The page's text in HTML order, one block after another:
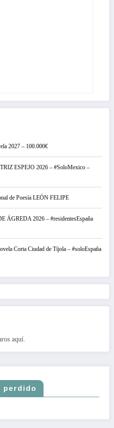
2027 – 100.000€
ESPEJO 2026 – #SoloMexico –
de Poesía LEÓN FELIPE
ÁGREDA 2026 – #residentesEspaña
Corta Ciudad de Tíjola – #soloEspaña
aquí.
perdido